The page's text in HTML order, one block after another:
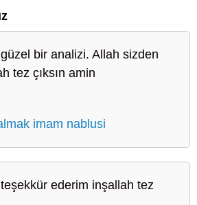
bir analizi. Allah sizden
tez çıksın amin
imam nablusi
ederim inşallah tez